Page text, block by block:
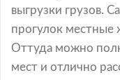
выгрузки грузов.
прогулок местные
Оттуда можно
мест и отлично